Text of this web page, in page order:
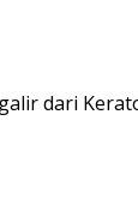
dari